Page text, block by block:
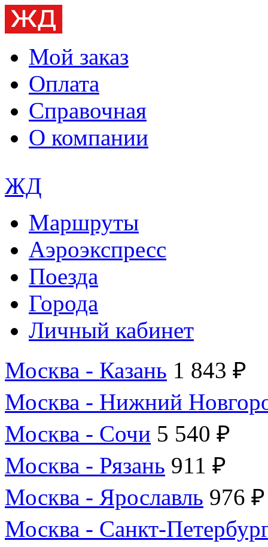
Мой заказ
Оплата
Справочная
О компании
ЖД
Маршруты
Аэроэкспресс
Поезда
Города
Личный кабинет
Москва - Казань 1 843 ₽
Москва - Нижний
Москва - Сочи 5 540 ₽
Москва - Рязань 911 ₽
Москва - Ярославль 976 ₽
Москва - Санкт-